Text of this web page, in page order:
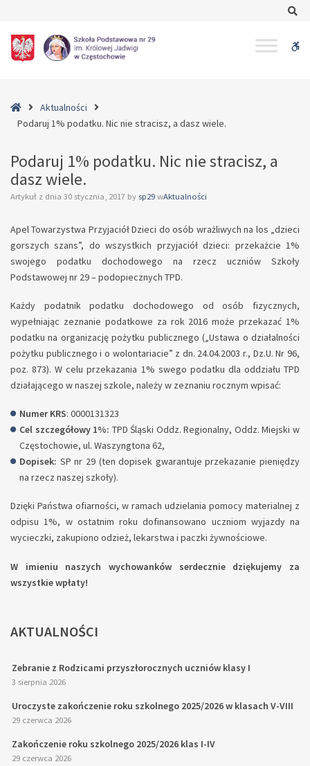
1%
podatku.
stracisz,HomeAktualności
Podaruj 1% podatku. Nic nie stracisz, a dasz wiele.
Podaruj 1% podatku. Nic nie stracisz, a
dasz wiele.
Artykuł z dnia 30 stycznia, 2017 by sp29 wAktualności
Apel Towarzystwa Przyjaciół Dzieci do osób wrażliwych na los „dzieci
gorszych szans”, do wszystkich przyjaciół dzieci: przekażcie 1%
swojego podatku dochodowego na rzecz uczniów Szkoły
Podstawowej nr 29 – podopiecznych TPD.
Każdy podatnik podatku dochodowego od osób fizycznych,
wypełniając zeznanie podatkowe za rok 2016 może przekazać 1%
podatku na organizację pożytku publicznego („Ustawa o działalności
pożytku publicznego i o wolontariacie” z dn. 24.04.2003 r., Dz.U. Nr 96,
poz. 873). W celu przekazania 1% swego podatku dla oddziału TPD
działającego w naszej szkole, należy w zeznaniu rocznym wpisać:
Numer KRS: 0000131323
Cel szczegółowy 1%: TPD Śląski Oddz. Regionalny, Oddz. Miejski w
Częstochowie, ul. Waszyngtona 62,
Dopisek: SP nr 29 (ten dopisek gwarantuje przekazanie pieniędzy
na rzecz naszej szkoły).
Dzięki Państwa ofiarności, w ramach udzielania pomocy materialnej z
odpisu 1%, w ostatnim roku dofinansowano uczniom wyjazdy na
wycieczki, zakupiono odzież, lekarstwa i paczki żywnościowe.
W imieniu naszych wychowanków serdecznie dziękujemy za
wszystkie wpłaty!
AKTUALNOŚCI
Zebranie z Rodzicami przyszłorocznych uczniów klasy I
3 sierpnia 2026
Uroczyste zakończenie roku szkolnego 2025/2026 w klasach V-VIII
29 czerwca 2026
Zakończenie roku szkolnego 2025/2026 klas I-IV
29 czerwca 2026